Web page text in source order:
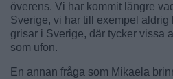
överens. Vi har kommit längre
Sverige, vi har till exempel aldrig
grisar i Sverige, där tycker vissa
som ufon.
En annan fråga som Mikaela